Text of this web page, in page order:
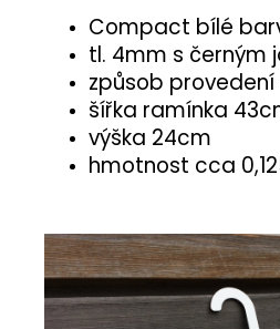
Compact bílé
tl. 4mm s černým
způsob
šířka ramínka
výška 24cm
hmotnost cca